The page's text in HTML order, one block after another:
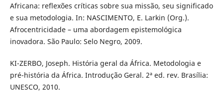
Africana: reflexões críticas sobre sua missão, seu significado
e sua metodologia. In: NASCIMENTO, E. Larkin (Org.).
Afrocentricidade – uma abordagem epistemológica
inovadora. São Paulo: Selo Negro, 2009.
KI-ZERBO, Joseph. História geral da África. Metodologia e
pré-história da África. Introdução Geral. 2ª ed. rev. Brasília:
UNESCO, 2010.